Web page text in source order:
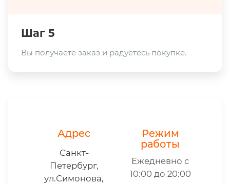
Шаг 5
Вы получаете заказ и радуетесь покупке.
Адрес
Санкт-
Петербург,
ул.Симонова,
Режим
работы
Ежедневно с
10:00 до 20:00